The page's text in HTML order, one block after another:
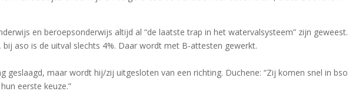
en beroepsonderwijs altijd al “de laatste trap in het watervalsysteem” zijn geweest.
aso is de uitval slechts 4%. Daar wordt met B-attesten gewerkt.
geslaagd, maar wordt hij/zij uitgesloten van een richting. Duchene: “Zij komen snel in bso
eerste keuze.”